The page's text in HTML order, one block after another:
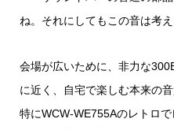
ね。それにしてもこの音は考え
会場が広いために、非力な
に近く、自宅で楽しむ本来の
特にWCW-WE755Aのレトロ